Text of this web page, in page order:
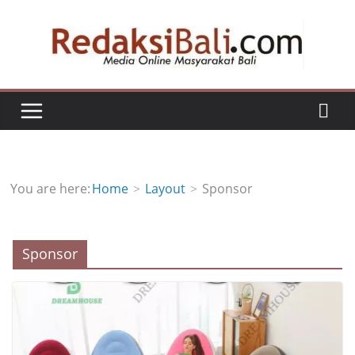
You are here:Home Layout Sponsor
Sponsor